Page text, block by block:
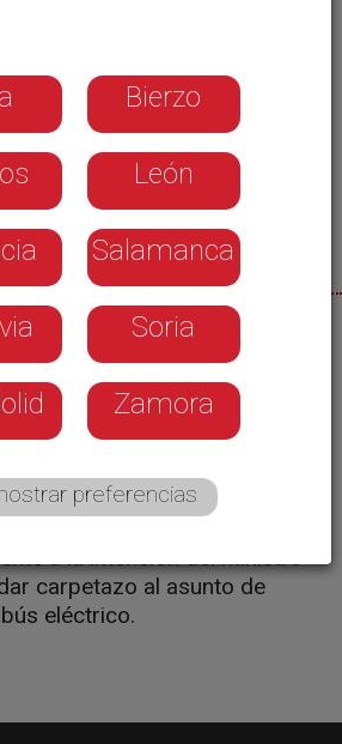
León no concederá la licencia
para enterrar el trazado de
que lleva quince años sin uso.
más del rechazo al proyecto
volvió a exigir que el tren de vía
a la intención del ministro
carpetazo al asunto de
eléctrico.
Bierzo
León
Salamanca
Soria
Zamora
preferencias